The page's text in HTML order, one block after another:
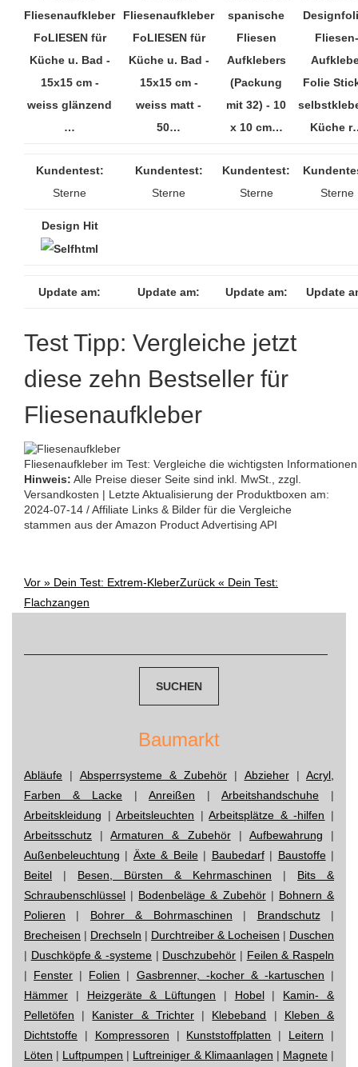
Fliesenaufkleber
FoLIESEN für
Küche u. Bad -
15x15 cm -
weiss glänzend
…
Fliesenaufkleber
FoLIESEN für
Küche u. Bad -
15x15 cm -
weiss matt -
50…
spanische
Fliesen
Aufklebers
(Packung
mit 32) - 10
x 10 cm…
Fliesen-
Folie
Küche
Kundentest:
Sterne
Kundentest:
Sterne
Kundentest:
Sterne
Sterne
Design Hit
Update am: Update am: Update am: Update
Test Tipp: Vergleiche jetzt
diese zehn Bestseller für
Fliesenaufkleber
Fliesenaufkleber im Test: Vergleiche die wichtigsten
Hinweis: Alle Preise dieser Seite sind inkl. MwSt., zzgl.
Versandkosten | Letzte Aktualisierung der Produktboxen am:
2024-07-14 / Affiliate Links & Bilder für die Vergleiche
stammen aus der Amazon Product Advertising API
Post
Vor » Dein Test: Extrem-KleberZurück « Dein Test:
Flachzangen
Baumarkt
Abläufe | Absperrsysteme & Zubehör | Abzieher| Acryl,
Farben & Lacke | Anreißen | Arbeitshandschuhe |
Arbeitskleidung |Arbeitsleuchten |Arbeitsplätze & -hilfen |
Arbeitsschutz |Armaturen & Zubehör| Aufbewahrung |
Außenbeleuchtung | Äxte & Beile| Baubedarf| Baustoffe|
Beitel | Besen, Bürsten & Kehrmaschinen | Bits &
Schraubenschlüssel | Bodenbeläge & Zubehör| Bohnern &
Polieren | Bohrer & Bohrmaschinen | Brandschutz|
Brecheisen | Drechseln | Durchtreiber & Locheisen | Duschen
| Duschköpfe & -systeme | Duschzubehör | Feilen & Raspeln
| Fenster | Folien | Gasbrenner, -kocher & -kartuschen |
Hämmer | Heizgeräte & Lüftungen | Hobel| Kamin- &
Pelletöfen | Kanister & Trichter| Klebeband | Kleben &
Dichtstoffe | Kompressoren | Kunststoffplatten | Leitern |
Löten | Luftpumpen | Luftreiniger & Klimaanlagen | Magnete|